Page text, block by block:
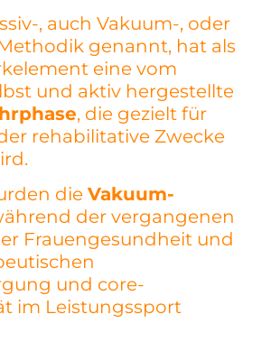
, auch Vakuum-, oder
genannt, hat als
eine vom
und aktiv hergestellte
, die gezielt für
rehabilitative Zwecke
die Vakuum-
der vergangenen
Frauengesundheit und
und core-
im Leistungssport